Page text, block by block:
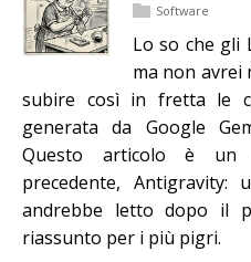
Software
Lo so che gli
ma non avrei
subire così in fretta le
generata da Google
Questo articolo è un
precedente, Antigravity:
andrebbe letto dopo il
riassunto per i più pigri.